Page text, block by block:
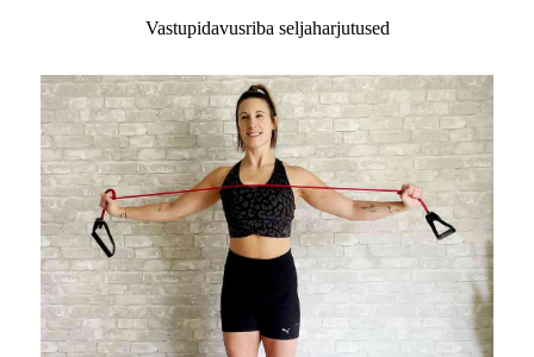
Vastupidavusriba seljaharjutused